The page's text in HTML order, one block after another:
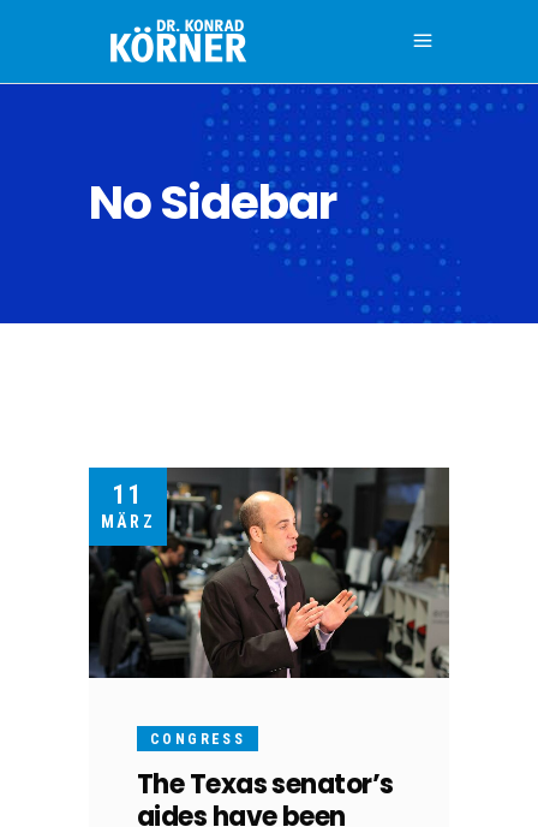
No Sidebar
11
MÄRZ
CONGRESS
The Texas senator’s
aides have been